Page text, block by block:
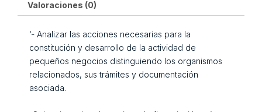
Valoraciones (0)
‘- Analizar las acciones necesarias para la
constitución y desarrollo de la actividad de
pequeños negocios distinguiendo los organismos
relacionados, sus trámites y documentación
asociada.